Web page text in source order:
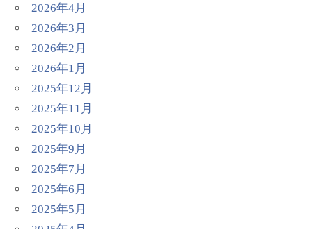
2026年4月
2026年3月
2026年2月
2026年1月
2025年12月
2025年11月
2025年10月
2025年9月
2025年7月
2025年6月
2025年5月